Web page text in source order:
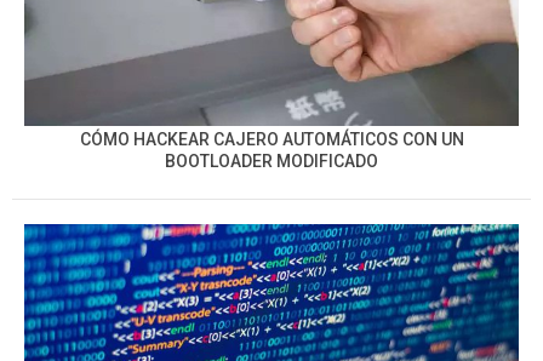
CÓMO HACKEAR CAJERO AUTOMÁTICOS CON UN
BOOTLOADER MODIFICADO